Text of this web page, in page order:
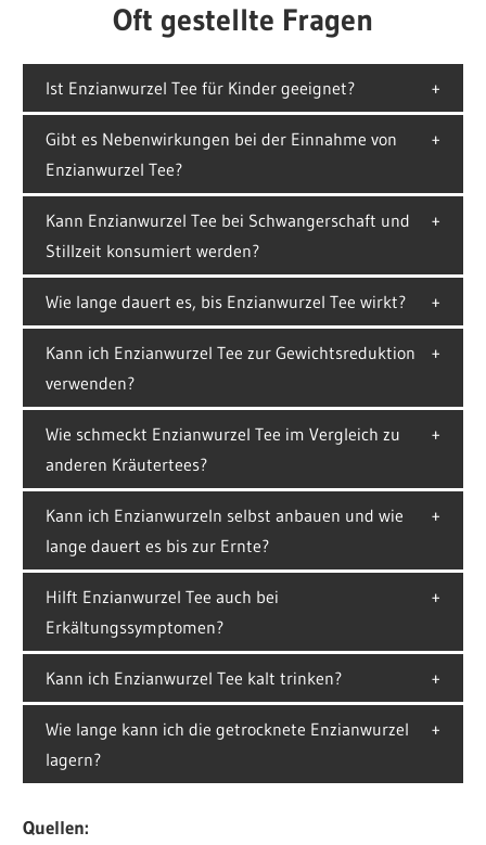
Oft gestellte Fragen
Ist Enzianwurzel Tee für Kinder geeignet?
Gibt es Nebenwirkungen bei der Einnahme von
Enzianwurzel Tee?
Kann Enzianwurzel Tee bei Schwangerschaft und
Stillzeit konsumiert werden?
Wie lange dauert es, bis Enzianwurzel Tee wirkt?
Kann ich Enzianwurzel Tee zur Gewichtsreduktion
verwenden?
Wie schmeckt Enzianwurzel Tee im Vergleich zu
anderen Kräutertees?
Kann ich Enzianwurzeln selbst anbauen und wie
lange dauert es bis zur Ernte?
Hilft Enzianwurzel Tee auch bei
Erkältungssymptomen?
Kann ich Enzianwurzel Tee kalt trinken?
Wie lange kann ich die getrocknete Enzianwurzel
lagern?
Quellen: